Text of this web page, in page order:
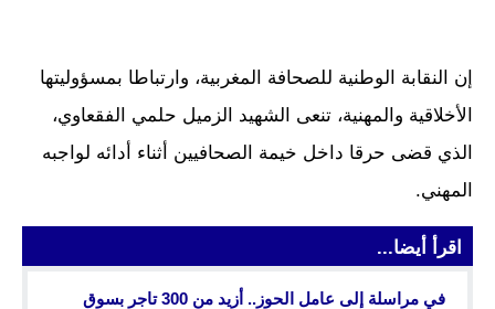
إن النقابة الوطنية للصحافة المغربية، وارتباطا بمسؤوليتها
الأخلاقية والمهنية، تنعى الشهيد الزميل حلمي الفقعاوي،
الذي قضى حرقا داخل خيمة الصحافيين أثناء أدائه لواجبه
المهني.
اقرأ أيضا...
في مراسلة إلى عامل الحوز.. أزيد من 300 تاجر بسوق